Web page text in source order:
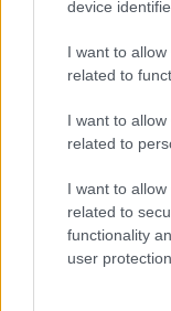
device
I want to
related to
I want to
related to
I want to
related to
functionality
user protection.
Gerilla Bár
Esti hírshow
Az ügy
Pesti riporter
Közéleti esti műsor